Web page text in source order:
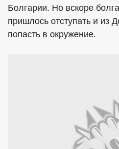
Болгарии. Но вскоре
пришлось отступать и из
попасть в окружение.